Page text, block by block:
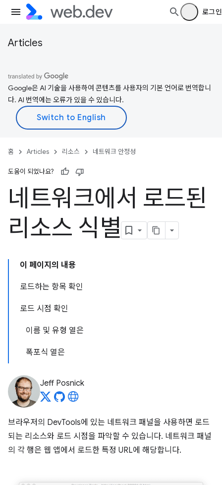
로그인
Articles
Google은 AI 기술을 사용하여 콘텐츠를 사용자의 기본 언어로 번역합니
다. AI 번역에는 오류가 있을 수 있습니다.
홈 Articles 리소스 네트워크 안정성
도움이 되었나요?
네트워크에서 로드된
리소스 식별
이 페이지의 내용
로드하는 항목 확인
로드 시점 확인
이름 및 유형 열은
폭포식 열은
Jeff Posnick
브라우저의 DevTools에 있는 네트워크 패널을 사용하면 로드
되는 리소스와 로드 시점을 파악할 수 있습니다. 네트워크 패널
의 각 행은 웹 앱에서 로드한 특정 URL에 해당합니다.